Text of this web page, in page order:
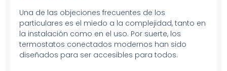
Una de las objeciones frecuentes de los
particulares es el miedo a la complejidad, tanto en
la instalación como en el uso. Por suerte, los
termostatos conectados modernos han sido
diseñados para ser accesibles para todos.